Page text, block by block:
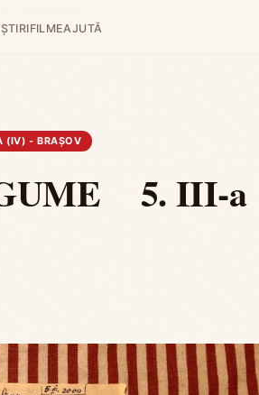
ȘTIRIFILMEAJUTĂ
(IV) - BRAȘOV
5. III-a